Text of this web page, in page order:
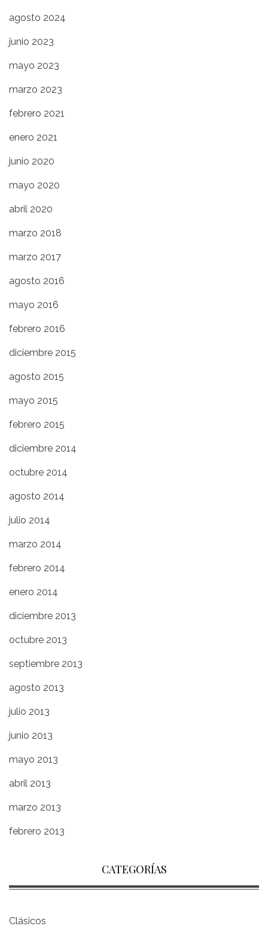
agosto 2024
junio 2023
mayo 2023
marzo 2023
febrero 2021
enero 2021
junio 2020
mayo 2020
abril 2020
marzo 2018
marzo 2017
agosto 2016
mayo 2016
febrero 2016
diciembre 2015
agosto 2015
mayo 2015
febrero 2015
diciembre 2014
octubre 2014
agosto 2014
julio 2014
marzo 2014
febrero 2014
enero 2014
diciembre 2013
octubre 2013
septiembre 2013
agosto 2013
julio 2013
junio 2013
mayo 2013
abril 2013
marzo 2013
febrero 2013
CATEGORÍAS
Clásicos